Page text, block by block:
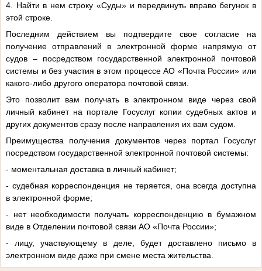
4. Найти в нем строку «Суды» и передвинуть вправо бегунок в
этой строке.
Последним действием вы подтвердите свое согласие на
получение отправлений в электронной форме напрямую от
судов – посредством государственной электронной почтовой
системы и без участия в этом процессе АО «Почта России» или
какого-либо другого оператора почтовой связи.
Это позволит вам получать в электронном виде через свой
личный кабинет на портале Госуслуг копии судебных актов и
других документов сразу после направления их вам судом.
Преимущества получения документов через портал Госуслуг
посредством государственной электронной почтовой системы:
- моментальная доставка в личный кабинет;
- судебная корреспонденция не теряется, она всегда доступна
в электронной форме;
- нет необходимости получать корреспонденцию в бумажном
виде в Отделении почтовой связи АО «Почта России»;
- лицу, участвующему в деле, будет доставлено письмо в
электронном виде даже при смене места жительства.